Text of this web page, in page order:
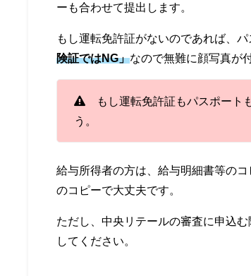
ーも合わせて提出します。
もし運転免許証がないのであれば、
険証ではNG」なので無難に顔写真が
もし運転免許証もパスポート
う。
給与所得者の方は、給与明細書等の
のコピーで大丈夫です。
ただし、中央リテールの審査に申込
してください。